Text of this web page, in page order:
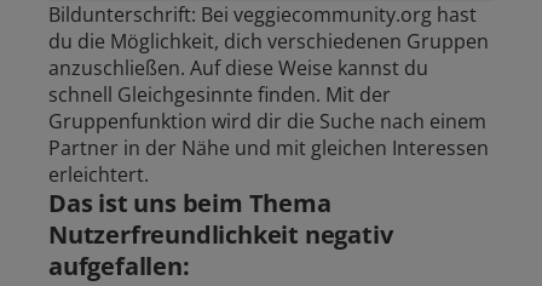
Bildunterschrift: Bei veggiecommunity.org hast
du die Möglichkeit, dich verschiedenen Gruppen
anzuschließen. Auf diese Weise kannst du
schnell Gleichgesinnte finden. Mit der
Gruppenfunktion wird dir die Suche nach einem
Partner in der Nähe und mit gleichen Interessen
erleichtert.
Das ist uns beim Thema
Nutzerfreundlichkeit negativ
aufgefallen: